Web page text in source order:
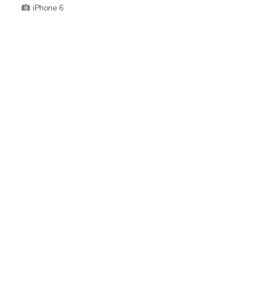
iPhone 6